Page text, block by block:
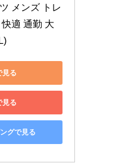
メンズ トレ
適 通勤 大
る
見る
グで見る